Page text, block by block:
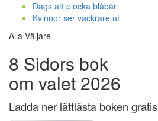
Dags att plocka blåbär
Kvinnor ser vackrare ut
Alla Väljare
8 Sidors bok
om valet 2026
Ladda ner lättlästa boken gratis